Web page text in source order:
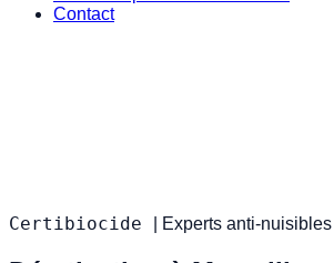
Contact
Certibiocide Experts anti-